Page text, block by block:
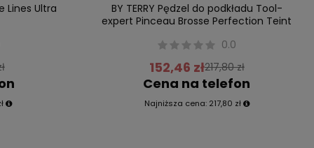
Lines Ultra
BY TERRY Pędzel do podkładu Tool-
expert Pinceau Brosse Perfection Teint
0.0
152,46 zł217,80 zł
Cena na telefon
Najniższa cena: 217,80 zł